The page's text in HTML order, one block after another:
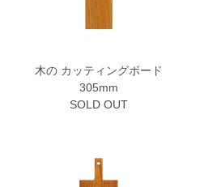
木の カッティングボード
305mm
SOLD OUT